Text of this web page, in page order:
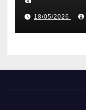
18/05/2026